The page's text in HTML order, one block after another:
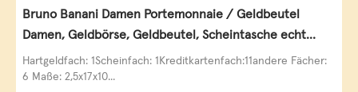
Bruno Banani Damen Portemonnaie / Geldbeutel
Damen, Geldbörse, Geldbeutel, Scheintasche echt
Leder
Hartgeldfach: 1Scheinfach: 1Kreditkartenfach:11andere Fächer:
6 Maße: 2,5x17x10...